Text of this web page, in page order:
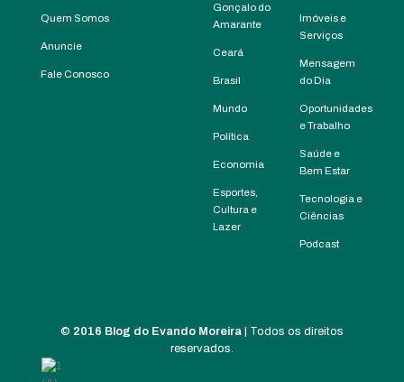
Quem Somos
Anuncie
Fale Conosco
Gonçalo do
Amarante
Ceará
Brasil
Mundo
Política
Economia
Esportes,
Cultura e
Lazer
Imóveis e
Serviços
Mensagem
do Dia
Oportunidades
e Trabalho
Saúde e
Bem Estar
Tecnologia e
Ciências
Podcast
© 2016 Blog do Evando Moreira | Todos os direitos
reservados.